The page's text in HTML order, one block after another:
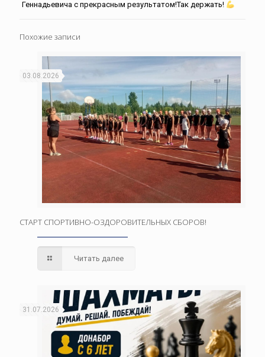
Геннадьевича с прекрасным результатом!Так держать!
Похожие записи
03.08.2026
СТАРТ СПОРТИВНО-ОЗДОРОВИТЕЛЬНЫХ СБОРОВ!
Читать далее
31.07.2026